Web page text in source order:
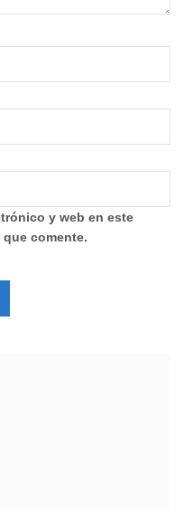
y web en este
comente.